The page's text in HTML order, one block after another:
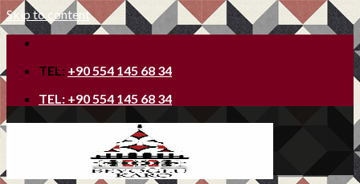
Skip to content
TEL: +90 554 145 68 34
TEL: +90 554 145 68 34